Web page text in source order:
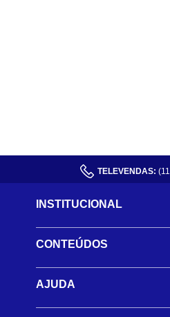
TELEVENDAS:
INSTITUCIONAL
CONTEÚDOS
AJUDA